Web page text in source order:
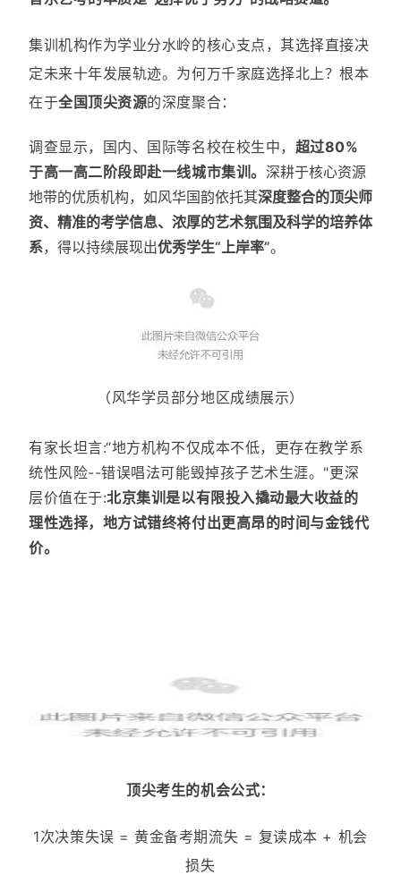
集训机构作为学业分水岭的核心支点，其选择直接决
定未来十年发展轨迹。为何万千家庭选择北上？根本
在于全国顶尖资源的深度聚合：
调查显示，国内、国际等名校在校生中， 超过80%
于高一高二阶段即赴一线城市集训。 深耕于核心资源
地带的优质机构，如风华国韵依托其深度整合的顶尖师
资、精准的考学信息、浓厚的艺术氛围及科学的培养体
系，得以持续展现出优秀学生“上岸率”。
（风华学员部分地区成绩展示）
有家长坦言:“地方机构不仅成本不低， 更存在教学系
统性风险--错误唱法可能毁掉孩子艺术生涯。"更深
层价值在于:北京集训是以有限投入撬动最大收益的
理性选择，地方试错终将付出更高昂的时间与金钱代
价。
顶尖考生的机会公式：
1次决策失误 = 黄金备考期流失 = 复读成本 + 机会
损失